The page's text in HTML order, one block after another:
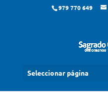
979 770 649
Seleccionar página